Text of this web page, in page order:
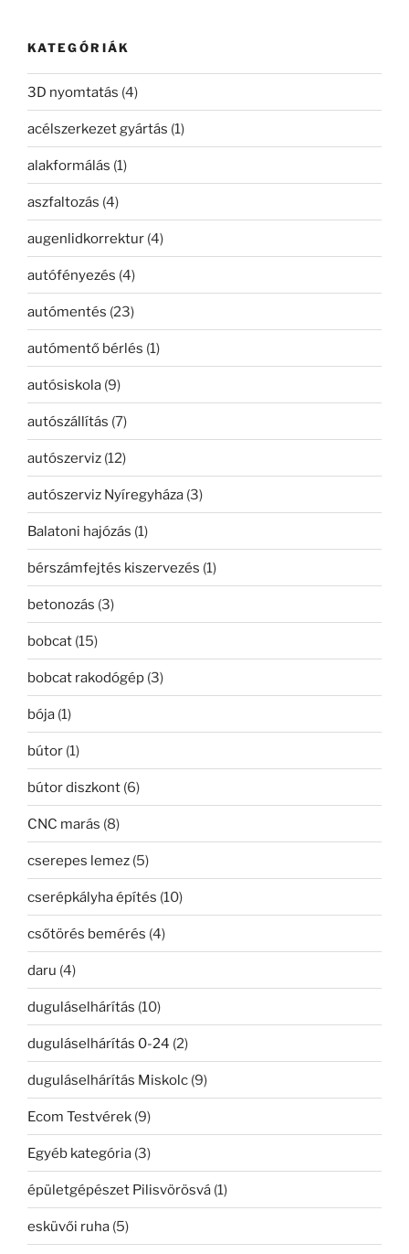
KATEGÓRIÁK
3D nyomtatás (4)
acélszerkezet gyártás (1)
alakformálás (1)
aszfaltozás (4)
augenlidkorrektur (4)
autófényezés (4)
autómentés (23)
autómentő bérlés (1)
autósiskola (9)
autószállítás (7)
autószerviz (12)
autószerviz Nyíregyháza (3)
Balatoni hajózás (1)
bérszámfejtés kiszervezés (1)
betonozás (3)
bobcat (15)
bobcat rakodógép (3)
bója (1)
bútor (1)
bútor diszkont (6)
CNC marás (8)
cserepes lemez (5)
cserépkályha építés (10)
csőtörés bemérés (4)
daru (4)
duguláselhárítás (10)
duguláselhárítás 0-24 (2)
duguláselhárítás Miskolc (9)
Ecom Testvérek (9)
Egyéb kategória (3)
épületgépészet Pilisvörösvá (1)
esküvői ruha (5)